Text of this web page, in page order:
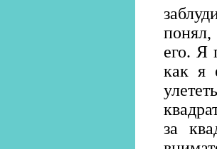
его. Я
как я
за